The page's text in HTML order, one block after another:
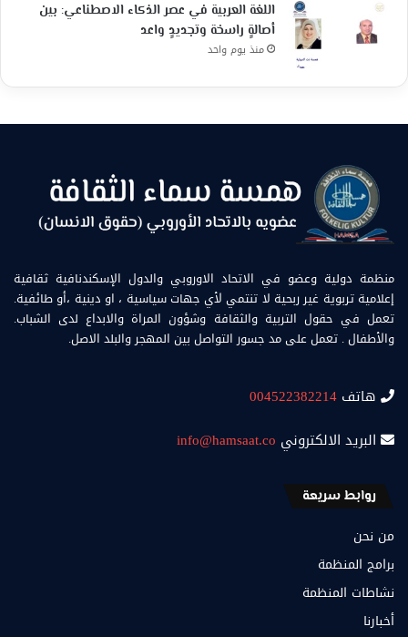
اللغة العربية في عصر الذكاء الاصطناعي: بين
أصالةٍ راسخة وتجديدٍ واعد
منذ يوم واحد
منظمة دولية وعضو في الاتحاد الاوروبي والدول الإسكندنافية ثقافية
إعلامية تربوية غير ربحية لا تنتمي لأي جهات سياسية ، او دينية ،أو طائفية.
تعمل في حقول التربية والثقافة وشؤون المراة والابداع لدى الشباب.
والأطفال . تعمل على مد جسور التواصل بين المهجر والبلد الاصل.
هاتف 004522382214
البريد الالكتروني info@hamsaat.co
روابط سريعة
من نحن
برامج المنظمة
نشاطات المنظمة
أخبارنا